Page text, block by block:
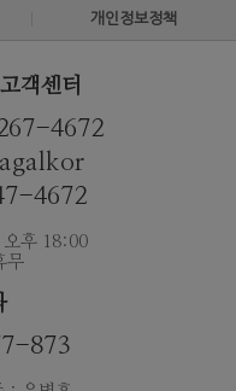
개인정보정책
객센터
4672
4672
후 18:00
무
873